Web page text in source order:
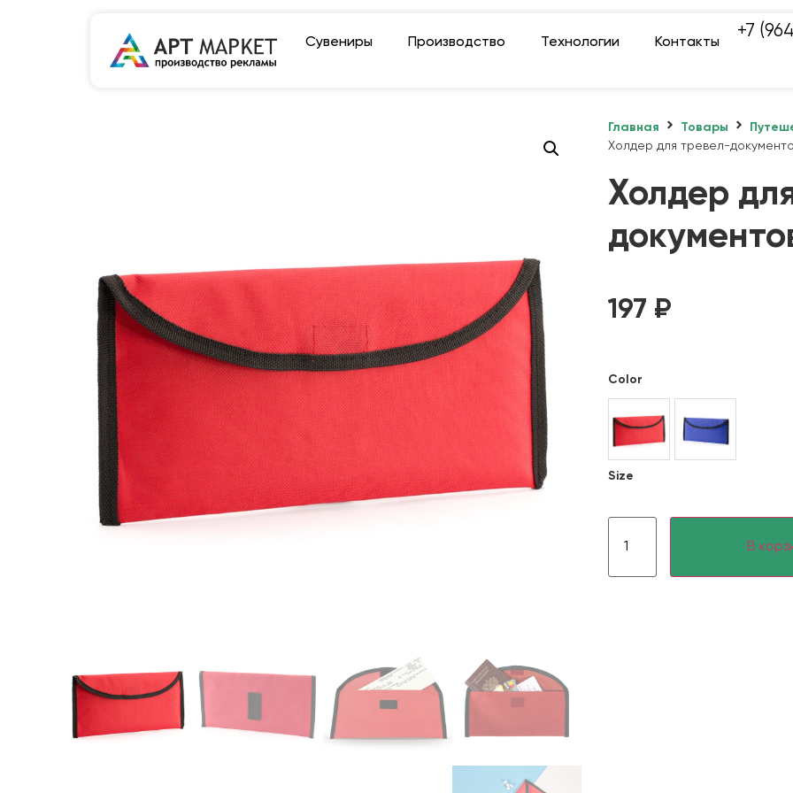
Сувениры Производство Технологии Контакты
+7
Главная Товары
Холдер для тревел-
Холдер
197 ₽
Color
Size
В